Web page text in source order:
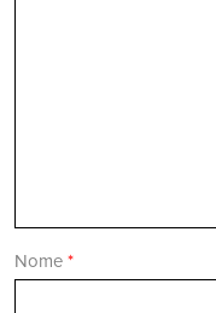
Nome *